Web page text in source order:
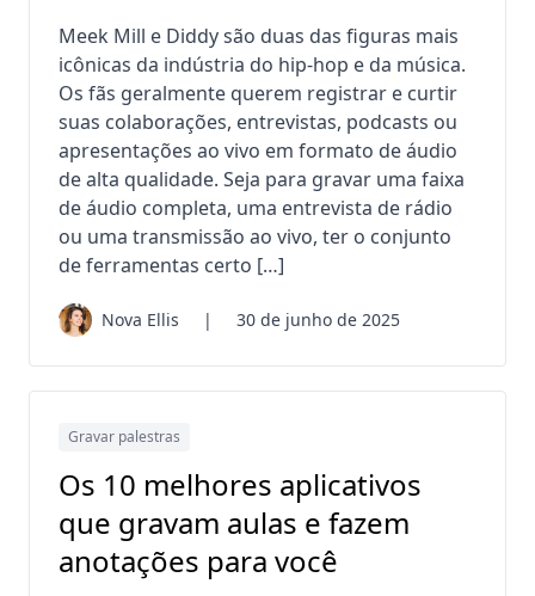
Meek Mill e Diddy são duas das figuras mais
icônicas da indústria do hip-hop e da música.
Os fãs geralmente querem registrar e curtir
suas colaborações, entrevistas, podcasts ou
apresentações ao vivo em formato de áudio
de alta qualidade. Seja para gravar uma faixa
de áudio completa, uma entrevista de rádio
ou uma transmissão ao vivo, ter o conjunto
de ferramentas certo […]
Nova Ellis | 30 de junho de 2025
Gravar palestras
Os 10 melhores aplicativos
que gravam aulas e fazem
anotações para você